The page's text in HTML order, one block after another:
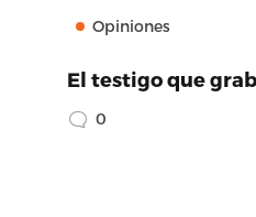
Opiniones
El testigo que
0